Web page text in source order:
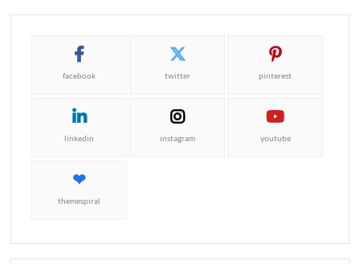
facebook twitter pinterest
linkedin instagram youtube
themespiral